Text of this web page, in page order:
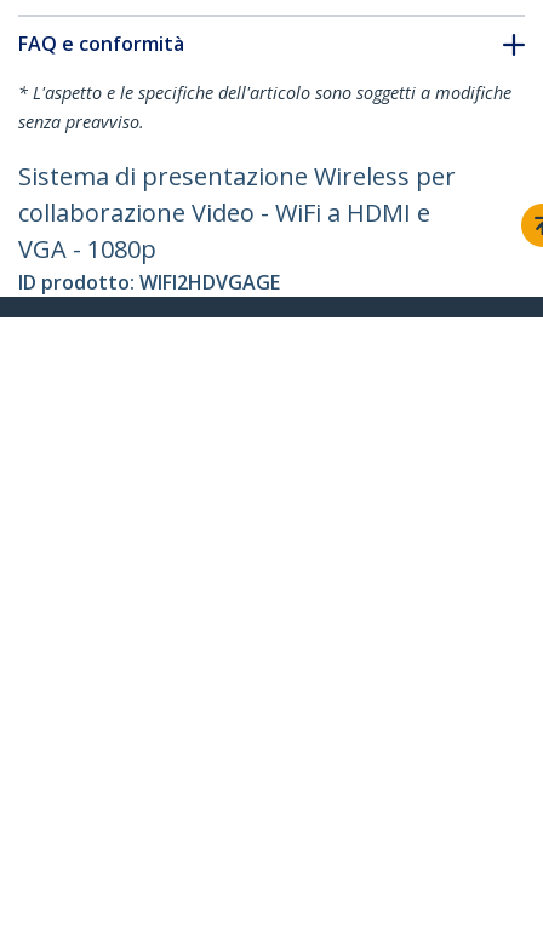
FAQ e conformità
* L'aspetto e le specifiche dell'articolo sono soggetti a modifiche
senza preavviso.
Sistema di presentazione Wireless per
collaborazione Video - WiFi a HDMI e
VGA - 1080p
ID prodotto: WIFI2HDVGAGE